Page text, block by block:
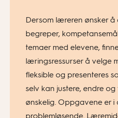
Dersom læreren ønsker å
begreper,
temaer med elevene,
læringsressurser å velge
fleksible og presenteres
selv kan justere, endre
ønskelig. Oppgavene er
problemløsende.